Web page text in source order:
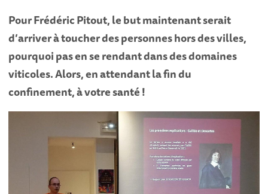
Pour Frédéric Pitout, le but maintenant serait
d’arriver à toucher des personnes hors des villes,
pourquoi pas en se rendant dans des domaines
viticoles. Alors, en attendant la fin du
confinement, à votre santé !